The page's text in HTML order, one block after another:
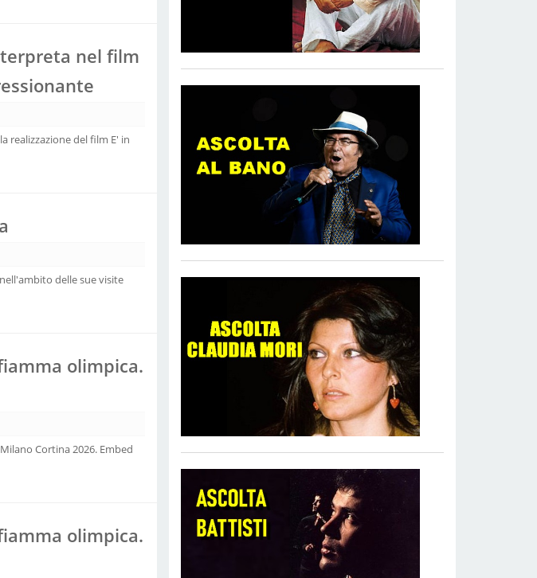
nel film
realizzazione del film E' in
delle sue visite
olimpica.
Cortina 2026. Embed
olimpica.